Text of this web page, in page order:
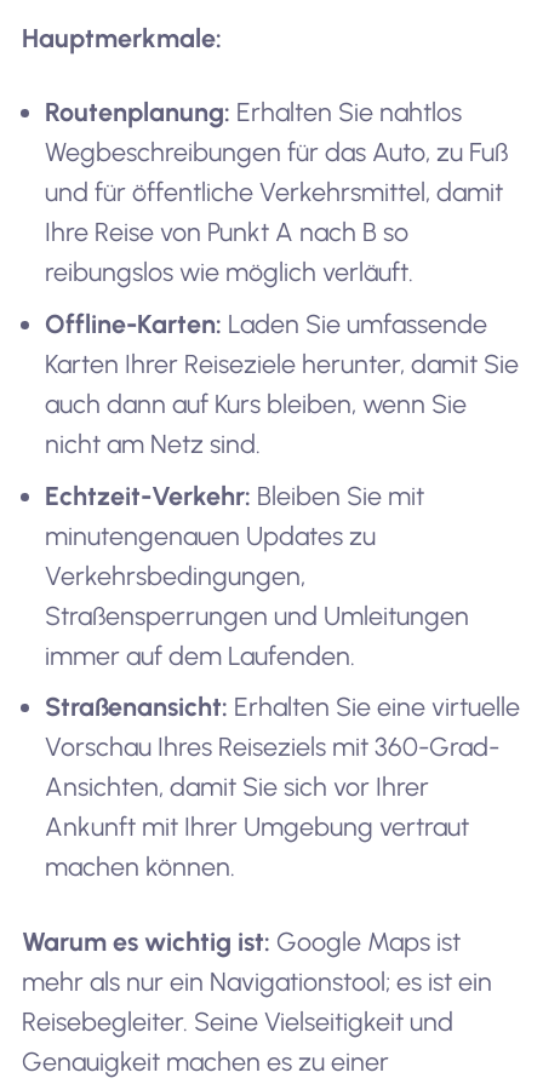
Hauptmerkmale:
Routenplanung: Erhalten Sie nahtlos
Wegbeschreibungen für das Auto, zu Fuß
und für öffentliche Verkehrsmittel, damit
Ihre Reise von Punkt A nach B so
reibungslos wie möglich verläuft.
Offline-Karten: Laden Sie umfassende
Karten Ihrer Reiseziele herunter, damit Sie
auch dann auf Kurs bleiben, wenn Sie
nicht am Netz sind.
Echtzeit-Verkehr: Bleiben Sie mit
minutengenauen Updates zu
Verkehrsbedingungen,
Straßensperrungen und Umleitungen
immer auf dem Laufenden.
Straßenansicht: Erhalten Sie eine virtuelle
Vorschau Ihres Reiseziels mit 360-Grad-
Ansichten, damit Sie sich vor Ihrer
Ankunft mit Ihrer Umgebung vertraut
machen können.
Warum es wichtig ist: Google Maps ist
mehr als nur ein Navigationstool; es ist ein
Reisebegleiter. Seine Vielseitigkeit und
Genauigkeit machen es zu einer